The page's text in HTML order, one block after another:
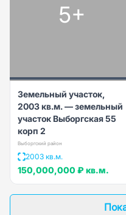
5+
Земельный участок,
2003 кв.м. — земельный
участок Выборгская 55
корп 2
Выборгский район
2003 кв.м.
150,000,000 ₽ кв.м.